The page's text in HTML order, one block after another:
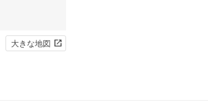
大きな地図